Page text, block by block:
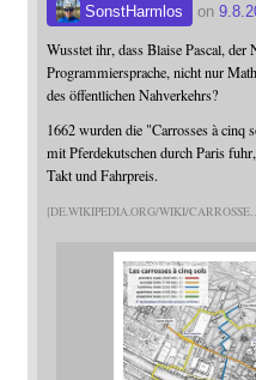
SonstHarmlos on
Wusstet ihr, dass Blaise Pascal, der
Programmiersprache, nicht nur
des öffentlichen Nahverkehrs?
1662 wurden die "Carrosses à cinq
mit Pferdekutschen durch Paris
Takt und Fahrpreis.
DE.WIKIPEDIA.ORG/WIKI/CARROSSE